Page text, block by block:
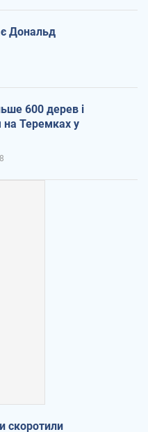
Дональд
600 дерев і
на Теремках у
скоротили